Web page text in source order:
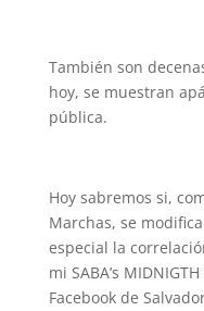
También son
hoy, se muestran
pública.
Hoy sabremos si,
Marchas, se
especial la
mi SABA’s
Facebook de